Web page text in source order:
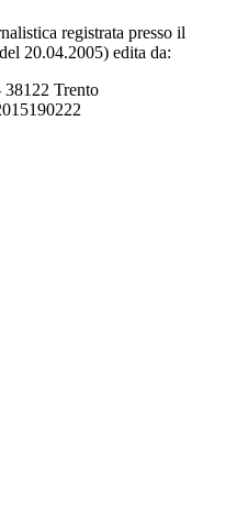
registrata presso il
20.04.2005) edita da:
38122 Trento